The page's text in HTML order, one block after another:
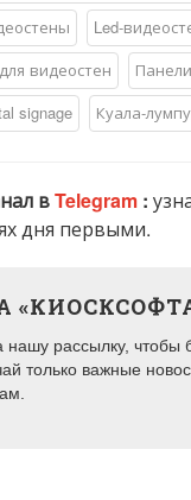
Led-
видеостен
signage Куала-
вTelegram :
дня первыми.
рассылку, чтобы
только важные